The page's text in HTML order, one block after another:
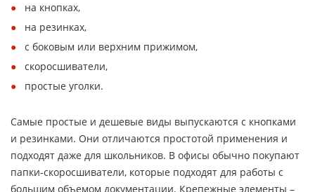
на кнопках,
на резинках,
с боковым или верхним прижимом,
скоросшиватели,
простые уголки.
Самые простые и дешевые виды выпускаются с кнопками
и резинками. Они отличаются простотой применения и
подходят даже для школьников. В офисы обычно покупают
папки-скоросшиватели, которые подходят для работы с
большим объемом документации. Крепежные элементы –